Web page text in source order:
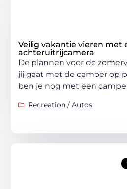
Veilig vakantie vieren met
achteruitrijcamera
De plannen voor de
jij gaat met de camper op
ben je nog met een
Recreation / Autos